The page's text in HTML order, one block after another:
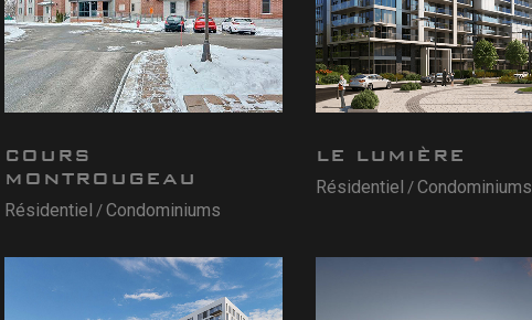
COURS
MONTROUGEAU
Résidentiel Condominiums
LE LUMIÈRE
Résidentiel Condominiums